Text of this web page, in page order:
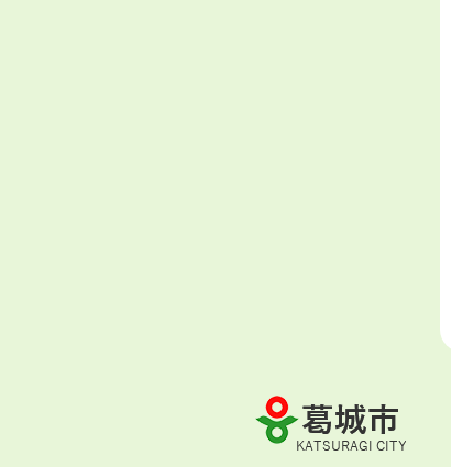
葛
城
市